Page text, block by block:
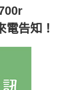
告知！